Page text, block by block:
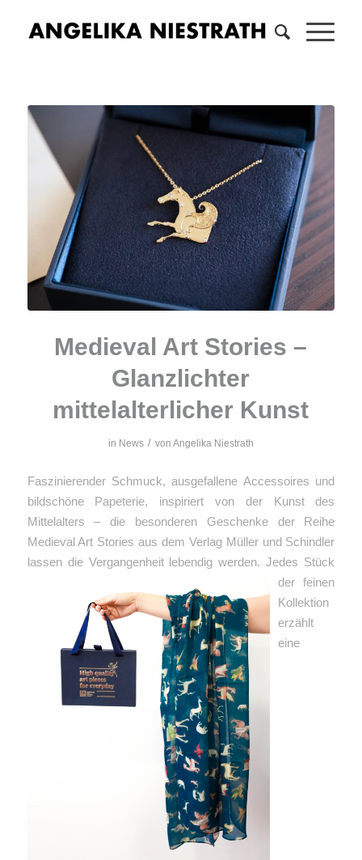
Medieval Art Stories –
Glanzlichter
mittelalterlicher Kunst
in News / von Angelika Niestrath
Faszinierender Schmuck, ausgefallene Accessoires und
bildschöne Papeterie, inspiriert von der Kunst des
Mittelalters – die besonderen Geschenke der Reihe
Medieval Art Stories aus dem Verlag Müller und Schindler
lassen die Vergangenheit lebendig werden.Jedes Stück
der feinen
Kollektion
erzählt
eine